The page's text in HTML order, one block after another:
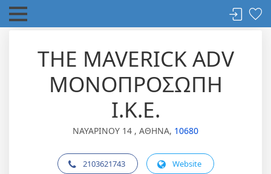
THE MAVERICK ADV
ΜΟΝΟΠΡΟΣΩΠΗ
Ι.Κ.Ε.
ΝΑΥΑΡΙΝΟΥ 14 , ΑΘΗΝΑ, 10680
2103621743 Website